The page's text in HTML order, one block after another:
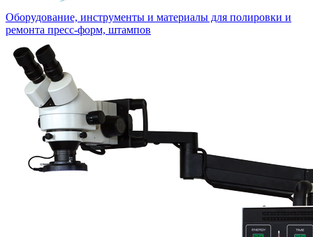
Оборудование, инструменты и материалы для полировки и
ремонта пресс-форм, штампов